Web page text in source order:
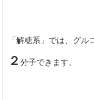
「解糖系」では、グル
２ 分子できます。